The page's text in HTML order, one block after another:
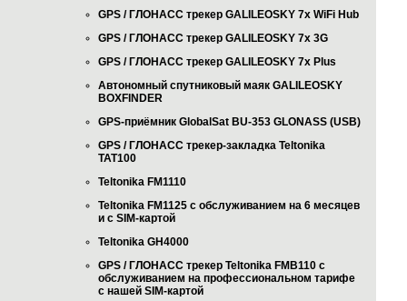
GPS / ГЛОНАСС трекер GALILEOSKY 7x WiFi Hub
GPS / ГЛОНАСС трекер GALILEOSKY 7x 3G
GPS / ГЛОНАСС трекер GALILEOSKY 7x Plus
Автономный спутниковый маяк GALILEOSKY
BOXFINDER
GPS-приёмник GlobalSat BU-353 GLONASS (USB)
GPS / ГЛОНАСС трекер-закладка Teltonika
TAT100
Teltonika FM1110
Teltonika FM1125 с обслуживанием на 6 месяцев
и с SIM-картой
Teltonika GH4000
GPS / ГЛОНАСС трекер Teltonika FMB110 с
обслуживанием на профессиональном тарифе
с нашей SIM-картой